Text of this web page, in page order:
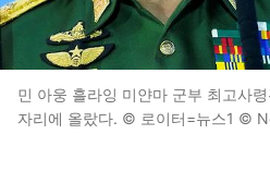
민 아웅 흘라잉 미얀마 군부 최고사
자리에 올랐다. © 로이터=뉴스1 ©